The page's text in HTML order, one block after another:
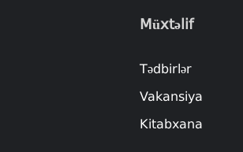
Müxtəlif
Tədbirlər
Vakansiya
Kitabxana